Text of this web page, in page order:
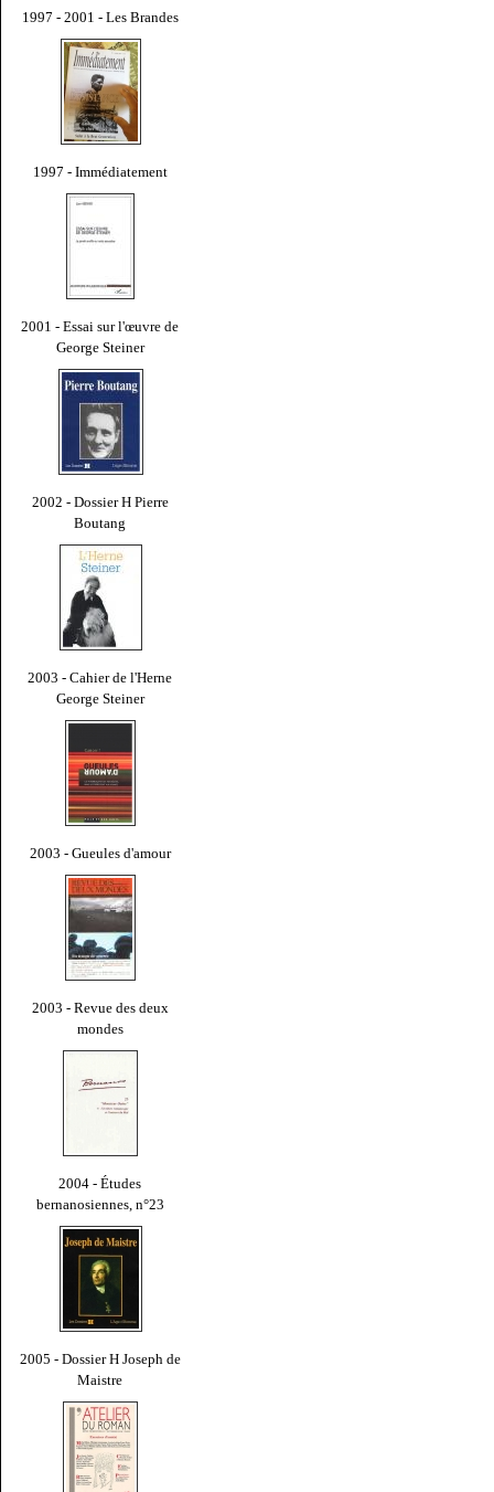
1997 - 2001 - Les Brandes
1997 - Immédiatement
2001 - Essai sur l'œuvre de
George Steiner
2002 - Dossier H Pierre
Boutang
2003 - Cahier de l'Herne
George Steiner
2003 - Gueules d'amour
2003 - Revue des deux
mondes
2004 - Études
bernanosiennes, n°23
2005 - Dossier H Joseph de
Maistre